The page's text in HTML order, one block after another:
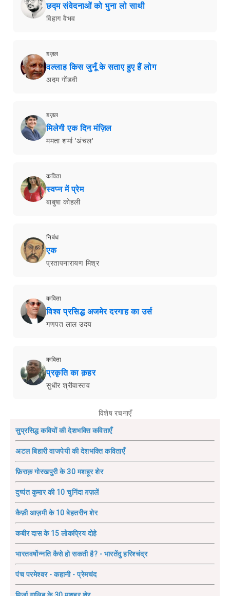
छद्म संवेदनाओं को भुना लो साथी
विहाग वैभव
ग़ज़ल
वल्लाह किस जुनूँ के सताए हुए हैं लोग
अदम गोंडवी
ग़ज़ल
मिलेगी एक दिन मंज़िल
ममता शर्मा 'अंचल'
कविता
स्वप्न में प्रेम
बाबुषा कोहली
निबंध
एक
प्रतापनारायण मिश्र
कविता
विश्व प्रसिद्ध अजमेर दरगाह का उर्स
गणपत लाल उदय
कविता
प्रकृति का क़हर
सुधीर श्रीवास्तव
विशेष रचनाएँ
सुप्रसिद्ध कवियों की देशभक्ति कविताएँ
अटल बिहारी वाजपेयी की देशभक्ति कविताएँ
फ़िराक़ गोरखपुरी के 30 मशहूर शेर
दुष्यंत कुमार की 10 चुनिंदा ग़ज़लें
कैफ़ी आज़मी के 10 बेहतरीन शेर
कबीर दास के 15 लोकप्रिय दोहे
भारतवर्षोन्नति कैसे हो सकती है? - भारतेंदु हरिश्चंद्र
पंच परमेश्वर - कहानी - प्रेमचंद